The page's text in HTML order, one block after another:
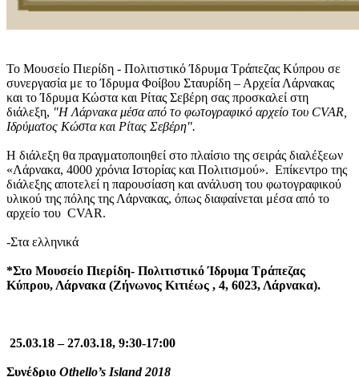
Το Μουσείο Πιερίδη - Πολιτιστικό Ίδρυμα Τράπεζας Κύπρου σε
συνεργασία με το Ίδρυμα Φοίβου Σταυρίδη – Αρχεία Λάρνακας
και το Ίδρυμα Κώστα και Ρίτας Σεβέρη σας προσκαλεί στη
διάλεξη, "Η Λάρνακα μέσα από το φωτογραφικό αρχείο του CVAR,
Ιδρύματος Κώστα και Ρίτας Σεβέρη".
Η διάλεξη θα πραγματοποιηθεί στο πλαίσιο της σειράς διαλέξεων
«Λάρνακα, 4000 χρόνια Ιστορίας και Πολιτισμού». Επίκεντρο της
διάλεξης αποτελεί η παρουσίαση και ανάλυση του φωτογραφικού
υλικού της πόλης της Λάρνακας, όπως διαφαίνεται μέσα από το
αρχείο του CVAR.
-Στα ελληνικά
*Στο Μουσείο Πιερίδη- Πολιτιστικό Ίδρυμα Τράπεζας
Κύπρου, Λάρνακα (Ζήνωνος Κιτιέως , 4, 6023, Λάρνακα).
25.03.18 – 27.03.18, 9:30-17:00
Συνέδριο Othello’s Island2018